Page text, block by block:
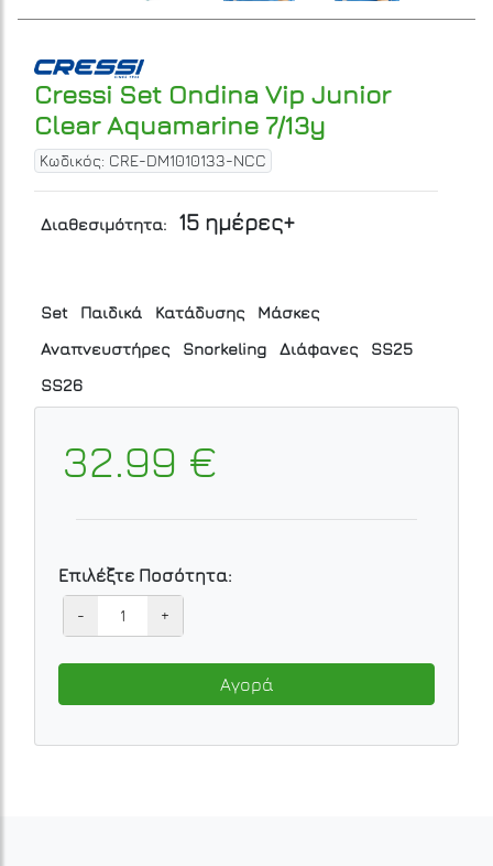
Cressi Set Ondina Vip Junior
Clear Aquamarine 7/13y
Κωδικός: CRE-DM1010133-NCC
Διαθεσιμότητα: 15 ημέρες+
Set Παιδικά Κατάδυσης
Μάσκες
Αναπνευστήρες
Snorkeling Διάφανες
SS25
SS26
32.99 €
Επιλέξτε Ποσότητα:
- +
Αγορά